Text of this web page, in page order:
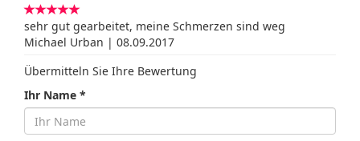
sehr gut gearbeitet, meine Schmerzen sind weg
Michael Urban | 08.09.2017
Übermitteln Sie Ihre Bewertung
Ihr Name *